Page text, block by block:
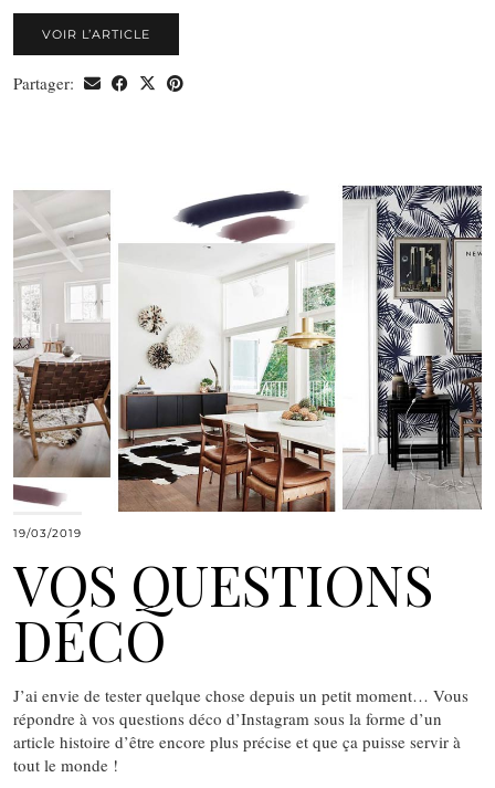
VOIR L’ARTICLE
Partager:
19/03/2019
VOS QUESTIONS
DÉCO
J’ai envie de tester quelque chose depuis un petit moment… Vous
répondre à vos questions déco d’Instagram sous la forme d’un
article histoire d’être encore plus précise et que ça puisse servir à
tout le monde !